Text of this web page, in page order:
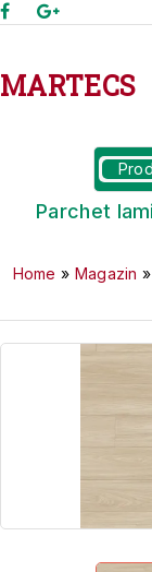
MARTECS
Parchet
Home » Magazin »